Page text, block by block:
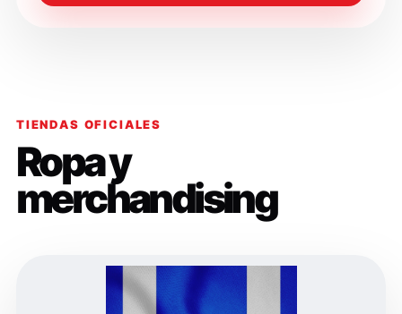
TIENDAS OFICIALES
Ropa y
merchandising